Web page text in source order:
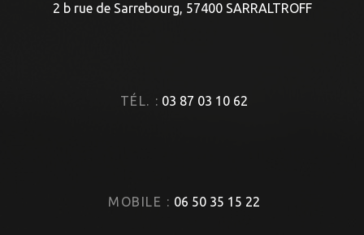
2 b rue de Sarrebourg, 57400 SARRALTROFF
TÉL. : 03 87 03 10 62
MOBILE : 06 50 35 15 22